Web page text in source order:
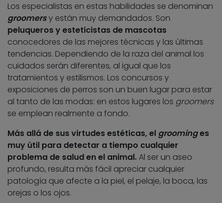
Los especialistas en estas habilidades se denominan
groomersy están muy demandados. Son
peluqueros y esteticistas de mascotas
conocedores de las mejores técnicas y las últimas
tendencias. Dependiendo de la raza del animal los
cuidados serán diferentes, al igual que los
tratamientos y estilismos. Los concursos y
exposiciones de perros son un buen lugar para estar
al tanto de las modas: en estos lugares los groomers
se emplean realmente a fondo.
Más allá de sus virtudes estéticas, el groominges
muy útil para detectar a tiempo cualquier
problema de salud en el animal.Al ser un aseo
profundo, resulta más fácil apreciar cualquier
patología que afecte a la piel, el pelaje, la boca, las
orejas o los ojos.